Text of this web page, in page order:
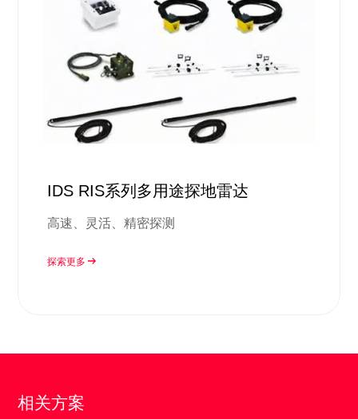
IDS RIS系列多用途探地雷达
高速、灵活、精密探测
探索更多
相关方案